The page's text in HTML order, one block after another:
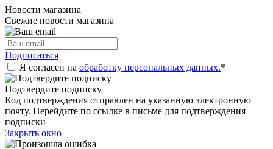
Новости магазина
Свежие новости магазина
Подписаться
Я согласен на обработку персональных данных.*
Подтвердите подписку
Код подтверждения отправлен на указанную электронную
почту. Перейдите по ссылке в письме для подтверждения
подписки
Закрыть окно